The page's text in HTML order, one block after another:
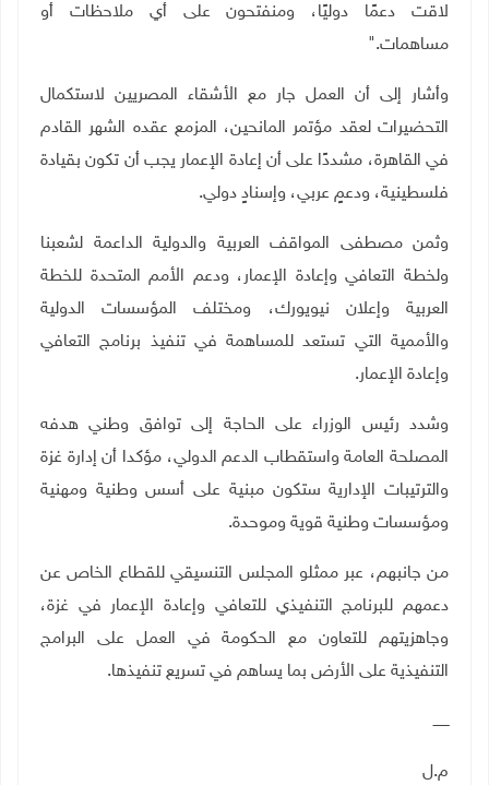
لاقت دعمًا دوليًا، ومنفتحون على أي ملاحظات أو
مساهمات".
وأشار إلى أن العمل جار مع الأشقاء المصريين لاستكمال
التحضيرات لعقد مؤتمر المانحين، المزمع عقده الشهر القادم
في القاهرة، مشددًا على أن إعادة الإعمار يجب أن تكون بقيادة
فلسطينية، ودعمٍ عربي، وإسنادٍ دولي.
وثمن مصطفى المواقف العربية والدولية الداعمة لشعبنا
ولخطة التعافي وإعادة الإعمار، ودعم الأمم المتحدة للخطة
العربية وإعلان نيويورك، ومختلف المؤسسات الدولية
والأممية التي تستعد للمساهمة في تنفيذ برنامج التعافي
وإعادة الإعمار.
وشدد رئيس الوزراء على الحاجة إلى توافق وطني هدفه
المصلحة العامة واستقطاب الدعم الدولي، مؤكدا أن إدارة غزة
والترتيبات الإدارية ستكون مبنية على أسس وطنية ومهنية
ومؤسسات وطنية قوية وموحدة.
من جانبهم، عبر ممثلو المجلس التنسيقي للقطاع الخاص عن
دعمهم للبرنامج التنفيذي للتعافي وإعادة الإعمار في غزة،
وجاهزيتهم للتعاون مع الحكومة في العمل على البرامج
التنفيذية على الأرض بما يساهم في تسريع تنفيذها.
ـــــــ
م.ل